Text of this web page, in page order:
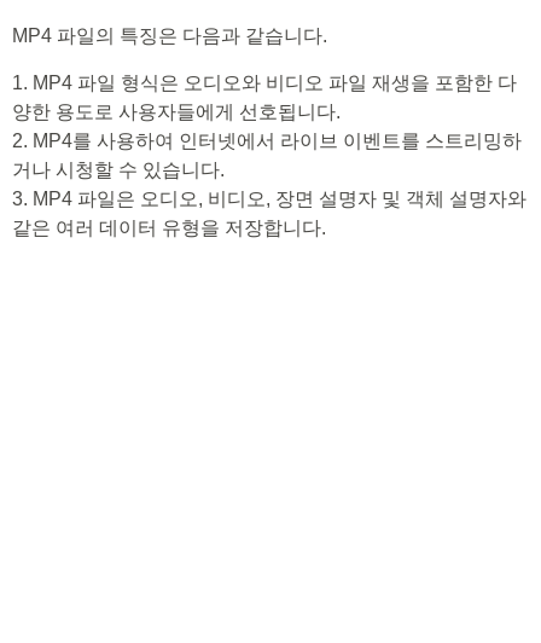
MP4 파일의 특징은 다음과 같습니다.
1. MP4 파일 형식은 오디오와 비디오 파일 재생을 포함한 다
양한 용도로 사용자들에게 선호됩니다.
2. MP4를 사용하여 인터넷에서 라이브 이벤트를 스트리밍하
거나 시청할 수 있습니다.
3. MP4 파일은 오디오, 비디오, 장면 설명자 및 객체 설명자와
같은 여러 데이터 유형을 저장합니다.